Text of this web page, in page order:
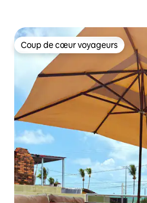
Coup de cœur voyageurs
Coup de cœur voyageurs